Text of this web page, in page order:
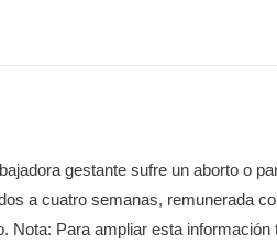
gestante sufre un aborto o
a cuatro semanas, remunerada
Nota: Para ampliar esta